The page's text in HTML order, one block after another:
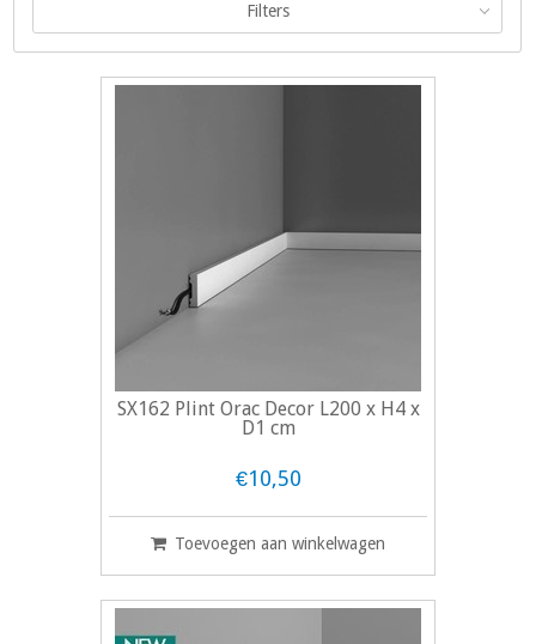
Filters
SX162 Plint Orac Decor L200 x H4 x
D1 cm
€10,50
Toevoegen aan winkelwagen